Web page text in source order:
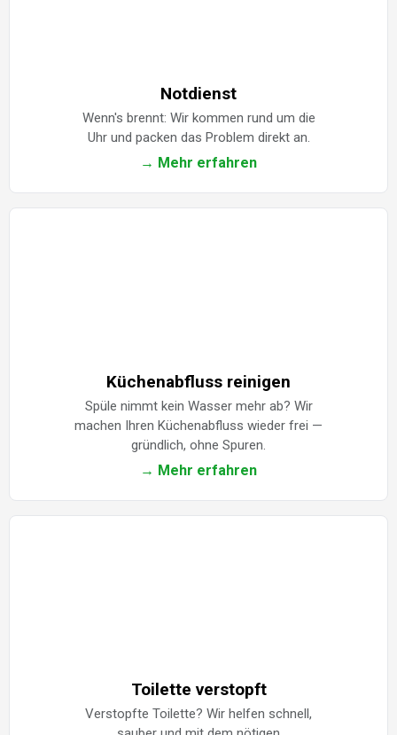
Notdienst
Wenn's brennt: Wir kommen rund um die
Uhr und packen das Problem direkt an.
→ Mehr erfahren
Küchenabfluss reinigen
Spüle nimmt kein Wasser mehr ab? Wir
machen Ihren Küchenabfluss wieder frei —
gründlich, ohne Spuren.
→ Mehr erfahren
Toilette verstopft
Verstopfte Toilette? Wir helfen schnell,